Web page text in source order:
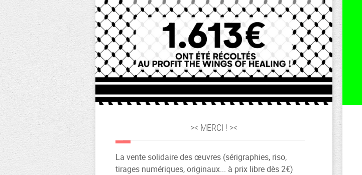
​>< MERCI ! ><
La vente solidaire des œuvres (sérigraphies, riso,
tirages numériques, originaux... à prix libre dès 2€)